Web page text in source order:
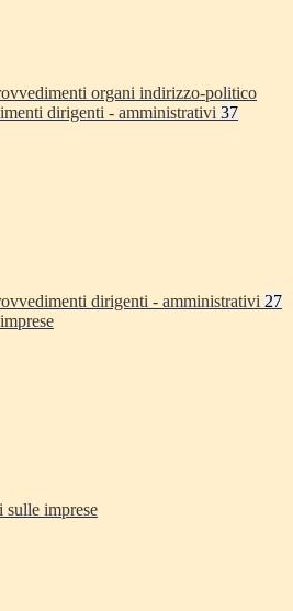
organi indirizzo-politico
dirigenti - amministrativi 37
dirigenti - amministrativi 27
sulle imprese